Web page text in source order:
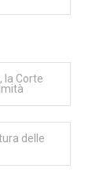
la Corte
delle